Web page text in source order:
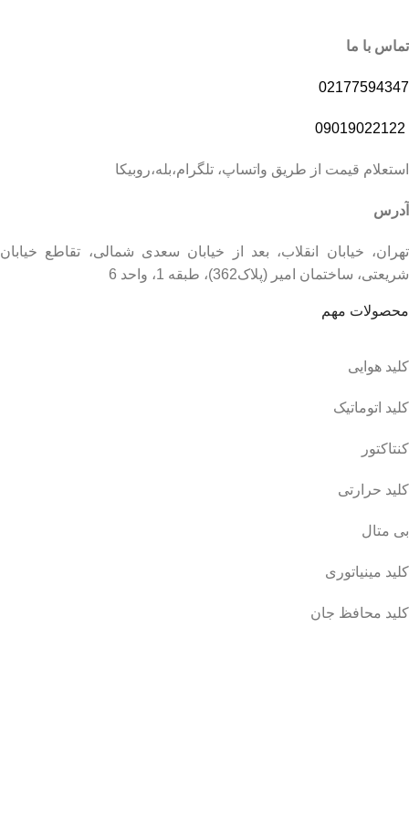
تماس با ما
02177594347
09019022122
استعلام قیمت از طریق واتساپ، تلگرام،بله،روبیکا
آدرس
تهران، خیابان انقلاب، بعد از خیابان سعدی شمالی، تقاطع خیابان
شریعتی، ساختمان امیر (پلاک362)، طبقه 1، واحد 6
محصولات مهم
کلید هوایی
کلید اتوماتیک
کنتاکتور
کلید حرارتی
بی متال
کلید مینیاتوری
کلید محافظ جان